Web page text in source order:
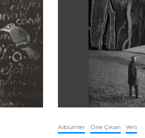
Albümler Öne Çıkan Yerli ·